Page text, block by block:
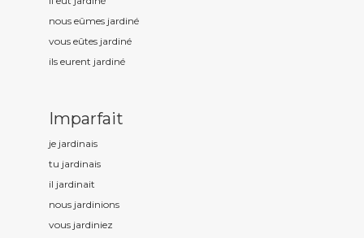
nous eûmes jardiné
vous eûtes jardiné
ils eurent jardiné
Imparfait
je jardinais
tu jardinais
il jardinait
nous jardinions
vous jardiniez